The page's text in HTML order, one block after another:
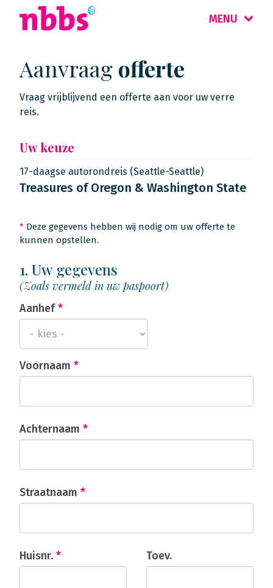
MENU
Aanvraag offerte
Vraag vrijblijvend een offerte aan voor uw verre
reis.
Uw keuze
17-daagse autorondreis (Seattle-Seattle)
Treasures of Oregon & Washington State
* Deze gegevens hebben wij nodig om uw offerte te
kunnen opstellen.
1. Uw gegevens
(Zoals vermeld in uw paspoort)
Aanhef*
Voornaam *
Achternaam *
Straatnaam *
Huisnr. * Toev.